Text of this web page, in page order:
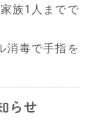
族1人までで
消毒で手指を
らせ